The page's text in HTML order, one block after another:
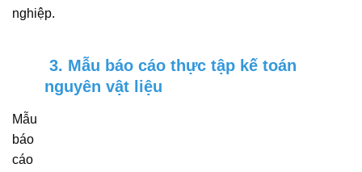
nghiệp.
3. Mẫu báo cáo thực tập kế toán
nguyên vật liệu
Mẫu
báo
cáo